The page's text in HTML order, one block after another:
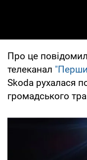
Про це
телеканал
Skoda рухалася
громадського